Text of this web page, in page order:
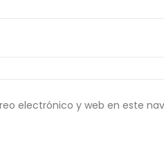
electrónico y web en este